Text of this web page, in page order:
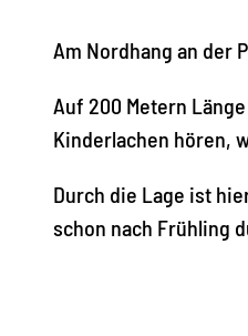
Am Nordhang an der
Auf 200 Metern
Kinderlachen hören,
Durch die Lage ist
schon nach Frühling